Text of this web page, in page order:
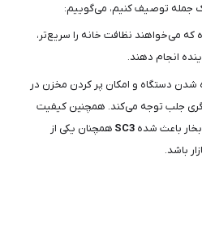
یک جمله توصیف کنیم، می‌گوییم:
می‌خواهند نظافت خانه را سریع‌تر،
انجام دهند.
دستگاه و امکان پر کردن مخزن در
جلب توجه می‌کند. همچنین کیفیت
باعث شده SC3 همچنان یکی از
باشد.